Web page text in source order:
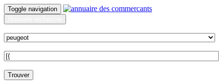
Toggle navigation
Trouver